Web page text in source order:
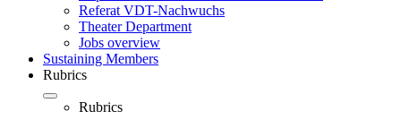
Referat VDT-Nachwuchs
Theater Department
Jobs overview
Sustaining Members
Rubrics
Rubrics